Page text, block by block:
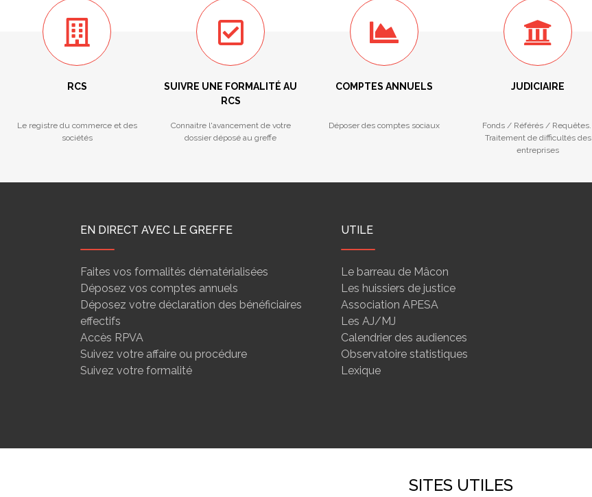
RCS
Le registre du commerce et des
sociétés
SUIVRE UNE FORMALITÉ AU
RCS
Connaitre l'avancement de votre
dossier déposé au greffe
COMPTES ANNUELS
Déposer des comptes sociaux
JUDICIAIRE
Fonds / Référés / Requêtes.
Traitement de difficultés des
entreprises
EN DIRECT AVEC LE GREFFE
Faites vos formalités dématérialisées
Déposez vos comptes annuels
Déposez votre déclaration des bénéficiaires
effectifs
Accès RPVA
Suivez votre affaire ou procédure
Suivez votre formalité
UTILE
Le barreau de Mâcon
Les huissiers de justice
Association APESA
Les AJ/MJ
Calendrier des audiences
Observatoire statistiques
Lexique
SITES UTILES